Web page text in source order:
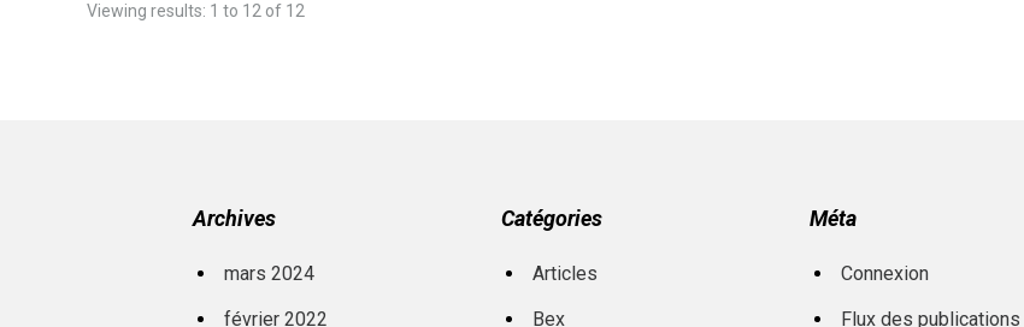
Viewing results: 1 to 12 of 12
Archives
mars 2024
février 2022
Catégories
Articles
Bex
Méta
Connexion
Flux des publications